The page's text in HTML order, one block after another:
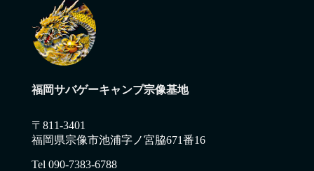
福岡サバゲーキャンプ宗像基地
〒811-3401
福岡県宗像市池浦字ノ宮脇671番16
Tel 090-7383-6788